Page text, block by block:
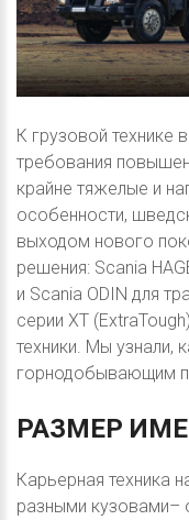
К грузовой
требования
крайне тяжелые и
особенности,
выходом нового
решения: Scania
и Scania ODIN для
серии XT
техники. Мы узнали,
горнодобывающим
РАЗМЕР
Карьерная техника
разными